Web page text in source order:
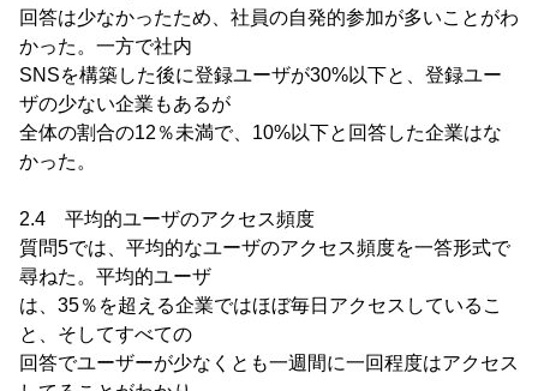
回答は少なかったため、社員の自発的参加が多いことがわ
かった。一方で社内
SNSを構築した後に登録ユーザが30%以下と、登録ユー
ザの少ない企業もあるが
全体の割合の12％未満で、10%以下と回答した企業はな
かった。
2.4 平均的ユーザのアクセス頻度
質問5では、平均的なユーザのアクセス頻度を一答形式で
尋ねた。平均的ユーザ
は、35％を超える企業ではほぼ毎日アクセスしているこ
と、そしてすべての
回答でユーザーが少なくとも一週間に一回程度はアクセス